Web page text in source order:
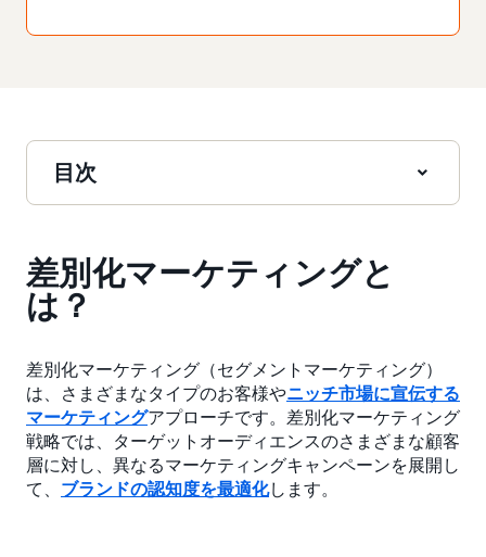
目次
差別化マーケティングと
は？
差別化マーケティング（セグメントマーケティング）
は、さまざまなタイプのお客様やニッチ市場に宣伝する
マーケティングアプローチです。差別化マーケティング
戦略では、ターゲットオーディエンスのさまざまな顧客
層に対し、異なるマーケティングキャンペーンを展開し
て、 ブランドの認知度を最適化します。